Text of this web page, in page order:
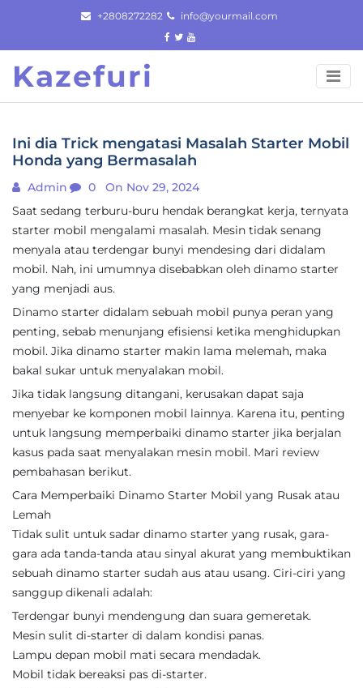
content
+2808272282 info@yourmail.com
Kazefuri
Ini dia Trick mengatasi Masalah Starter Mobil
Honda yang Bermasalah
Admin 0
On Nov 29, 2024
Saat sedang terburu-buru hendak berangkat kerja, ternyata
starter mobil mengalami masalah. Mesin tidak senang
menyala atau terdengar bunyi mendesing dari didalam
mobil. Nah, ini umumnya disebabkan oleh dinamo starter
yang menjadi aus.
Dinamo starter didalam sebuah mobil punya peran yang
penting, sebab menunjang efisiensi ketika menghidupkan
mobil. Jika dinamo starter makin lama melemah, maka
bakal sukar untuk menyalakan mobil.
Jika tidak langsung ditangani, kerusakan dapat saja
menyebar ke komponen mobil lainnya. Karena itu, penting
untuk langsung memperbaiki dinamo starter jika berjalan
kasus pada saat menyalakan mesin mobil. Mari review
pembahasan berikut.
Cara Memperbaiki Dinamo Starter Mobil yang Rusak atau
Lemah
Tidak sulit untuk sadar dinamo starter yang rusak, gara-
gara ada tanda-tanda atau sinyal akurat yang membuktikan
sebuah dinamo starter sudah aus atau usang. Ciri-ciri yang
sanggup dikenali adalah:
Terdengar bunyi mendengung dan suara gemeretak.
Mesin sulit di-starter di dalam kondisi panas.
Lampu depan mobil mati secara mendadak.
Mobil tidak bereaksi pas di-starter.